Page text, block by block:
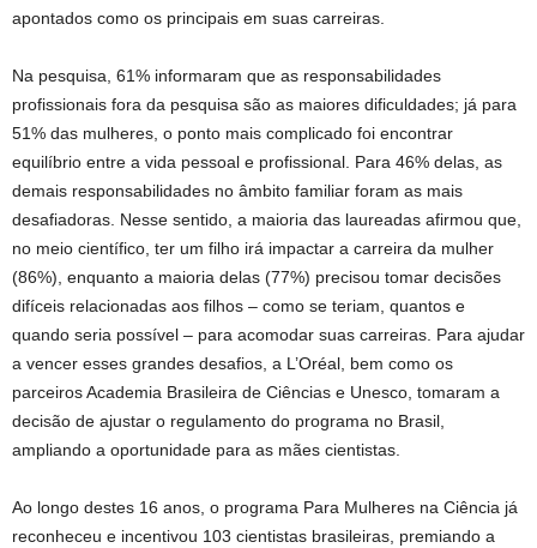
apontados como os principais em suas carreiras.
Na pesquisa, 61% informaram que as responsabilidades
profissionais fora da pesquisa são as maiores dificuldades; já para
51% das mulheres, o ponto mais complicado foi encontrar
equilíbrio entre a vida pessoal e profissional. Para 46% delas, as
demais responsabilidades no âmbito familiar foram as mais
desafiadoras. Nesse sentido, a maioria das laureadas afirmou que,
no meio científico, ter um filho irá impactar a carreira da mulher
(86%), enquanto a maioria delas (77%) precisou tomar decisões
difíceis relacionadas aos filhos – como se teriam, quantos e
quando seria possível – para acomodar suas carreiras. Para ajudar
a vencer esses grandes desafios, a L’Oréal, bem como os
parceiros Academia Brasileira de Ciências e Unesco, tomaram a
decisão de ajustar o regulamento do programa no Brasil,
ampliando a oportunidade para as mães cientistas.
Ao longo destes 16 anos, o programa Para Mulheres na Ciência já
reconheceu e incentivou 103 cientistas brasileiras, premiando a